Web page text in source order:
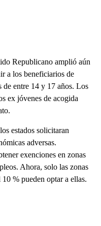
Republicano amplió aún
a los beneficiarios de
de entre 14 y 17 años. Los
ex jóvenes de acogida
estados solicitaran
adversas.
exenciones en zonas
Ahora, solo las zonas
% pueden optar a ellas.